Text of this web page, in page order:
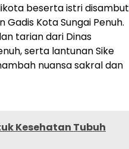
beserta istri disambut
Kota Sungai Penuh.
tarian dari Dinas
serta lantunan Sike
nuansa sakral dan
Kesehatan Tubuh